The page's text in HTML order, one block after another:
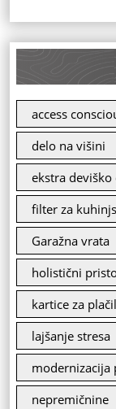
access
delo na višini
ekstra
filter za
Garažna vrata
holistični
kartice za
lajšanje stresa
modernizacija
nepremičnine